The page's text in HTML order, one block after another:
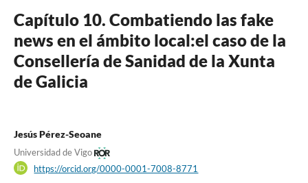
Capítulo 10. Combatiendo las fake
news en el ámbito local:el caso de la
Consellería de Sanidad de la Xunta
de Galicia
Jesús Pérez-Seoane
Universidad de Vigo
https://orcid.org/0000-0001-7008-8771